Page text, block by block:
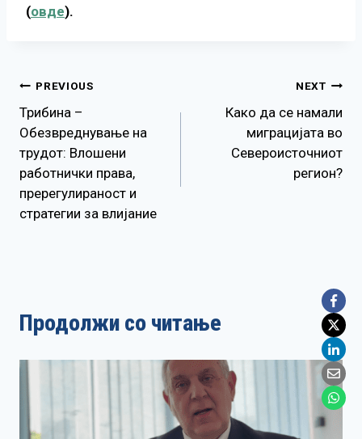
(овде).
Навигација
на
напис
PREVIOUS
Трибина –
Обезвреднување на
трудот: Влошени
работнички права,
пререгулираност и
стратегии за влијание
NEXT
Како да се намали
миграцијата во
Североисточниот
регион?
Продолжи со читање